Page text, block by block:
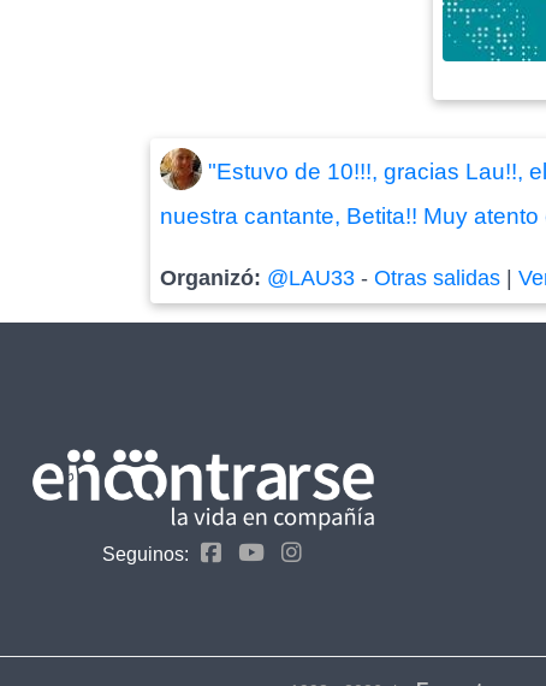
"Estuvo de 10!!!, gracias Lau!!,
nuestra cantante, Betita!! Muy
Organizó: @LAU33 -Otras salidas |
Seguinos: